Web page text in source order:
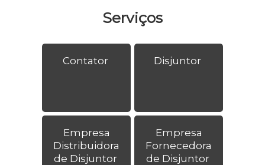
Serviços
Contator Disjuntor
Empresa
Distribuidora
de Disjuntor
Empresa
Fornecedora
de Disjuntor